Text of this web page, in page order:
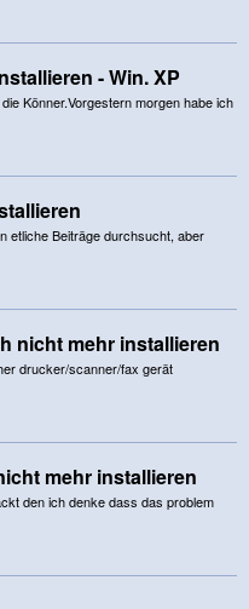
- Win. XP
Könner.Vorgestern morgen habe ich
etliche Beiträge durchsucht, aber
nicht mehr installieren
drucker/scanner/fax gerät
mehr installieren
den ich denke dass das problem